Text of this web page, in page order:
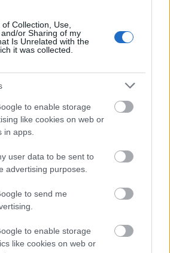
Collection, Use,
or Sharing of my
Is Unrelated with the
it was collected.
to enable storage
like cookies on web or
in apps.
user data to be sent to
advertising purposes.
to send me
to enable storage
like cookies on web or
Myhback och
på de stora loppen nu.
på vårt nyhetsbrev
Prenumerera